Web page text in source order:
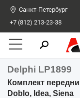
Санкт-Петербург
+7 (812) 213-23-38
Delphi LP1899
Комплект
Doblo, Idea, Siena